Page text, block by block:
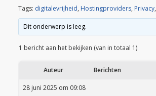
Tags: digitalevrijheid, Hostingproviders, Privacy,
Dit onderwerp is leeg.
1 bericht aan het bekijken (van in totaal 1)
Auteur Berichten
28 juni 2025 om 09:08